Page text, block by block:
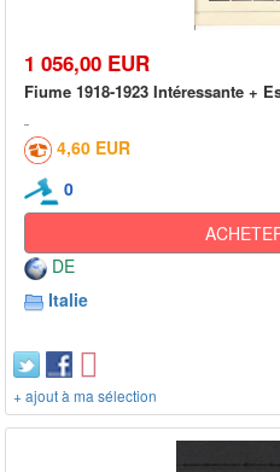
1 056,00 EUR
Fiume 1918-1923 Intéressante +
4,60 EUR
0
DE
Italie
+ ajout à ma sélection